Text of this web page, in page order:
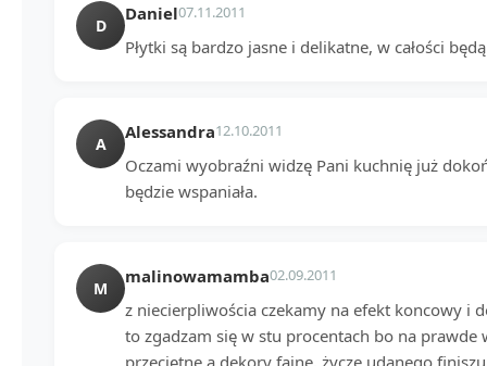
D
Daniel07.11.2011
Płytki są bardzo jasne i delikatne, w całości
A
Alessandra12.10.2011
Oczami wyobraźni widzę Pani kuchnię już
będzie wspaniała.
M
malinowamamba02.09.2011
z niecierpliwościa czekamy na efekt koncowy i
to zgadzam się w stu procentach bo na prawde
przeciętne a dekory fajne, życze udanego